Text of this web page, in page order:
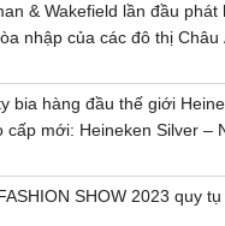
& Wakefield lần đầu phát
nhập của các đô thị Châu
bia hàng đầu thế giới
cấp mới: Heineken Silver –
SHOW 2023 quy